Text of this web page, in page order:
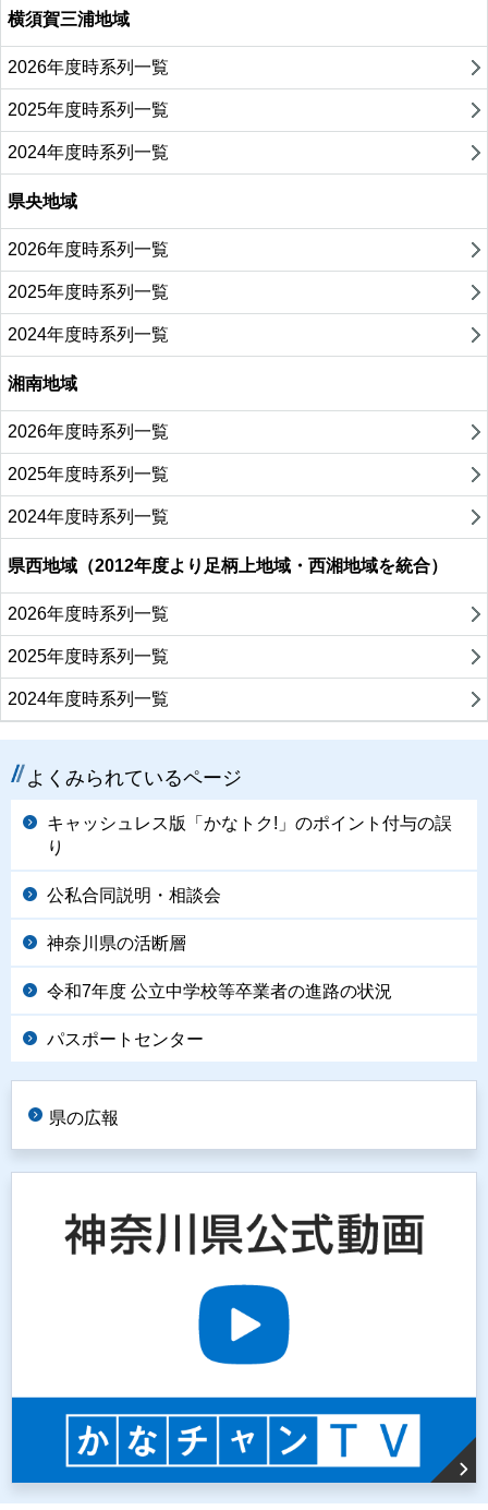
横須賀三浦地域
2026年度時系列一覧
2025年度時系列一覧
2024年度時系列一覧
県央地域
2026年度時系列一覧
2025年度時系列一覧
2024年度時系列一覧
湘南地域
2026年度時系列一覧
2025年度時系列一覧
2024年度時系列一覧
県西地域（2012年度より足柄上地域・西湘地域を統合）
2026年度時系列一覧
2025年度時系列一覧
2024年度時系列一覧
よくみられているページ
キャッシュレス版「かなトク!」のポイント付与の誤
り
公私合同説明・相談会
神奈川県の活断層
令和7年度 公立中学校等卒業者の進路の状況
パスポートセンター
県の広報